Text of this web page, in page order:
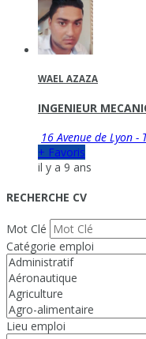
WAEL AZAZA
INGENIEUR
16 Avenue de Lyon -
+ Favoris
il y a 9 ans
RECHERCHE CV
Mot Clé
Catégorie emploi
Lieu emploi